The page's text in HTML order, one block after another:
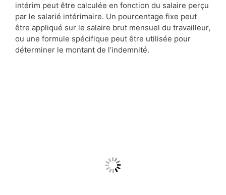
intérim peut être calculée en fonction du salaire perçu
par le salarié intérimaire. Un pourcentage fixe peut
être appliqué sur le salaire brut mensuel du travailleur,
ou une formule spécifique peut être utilisée pour
déterminer le montant de l’indemnité.